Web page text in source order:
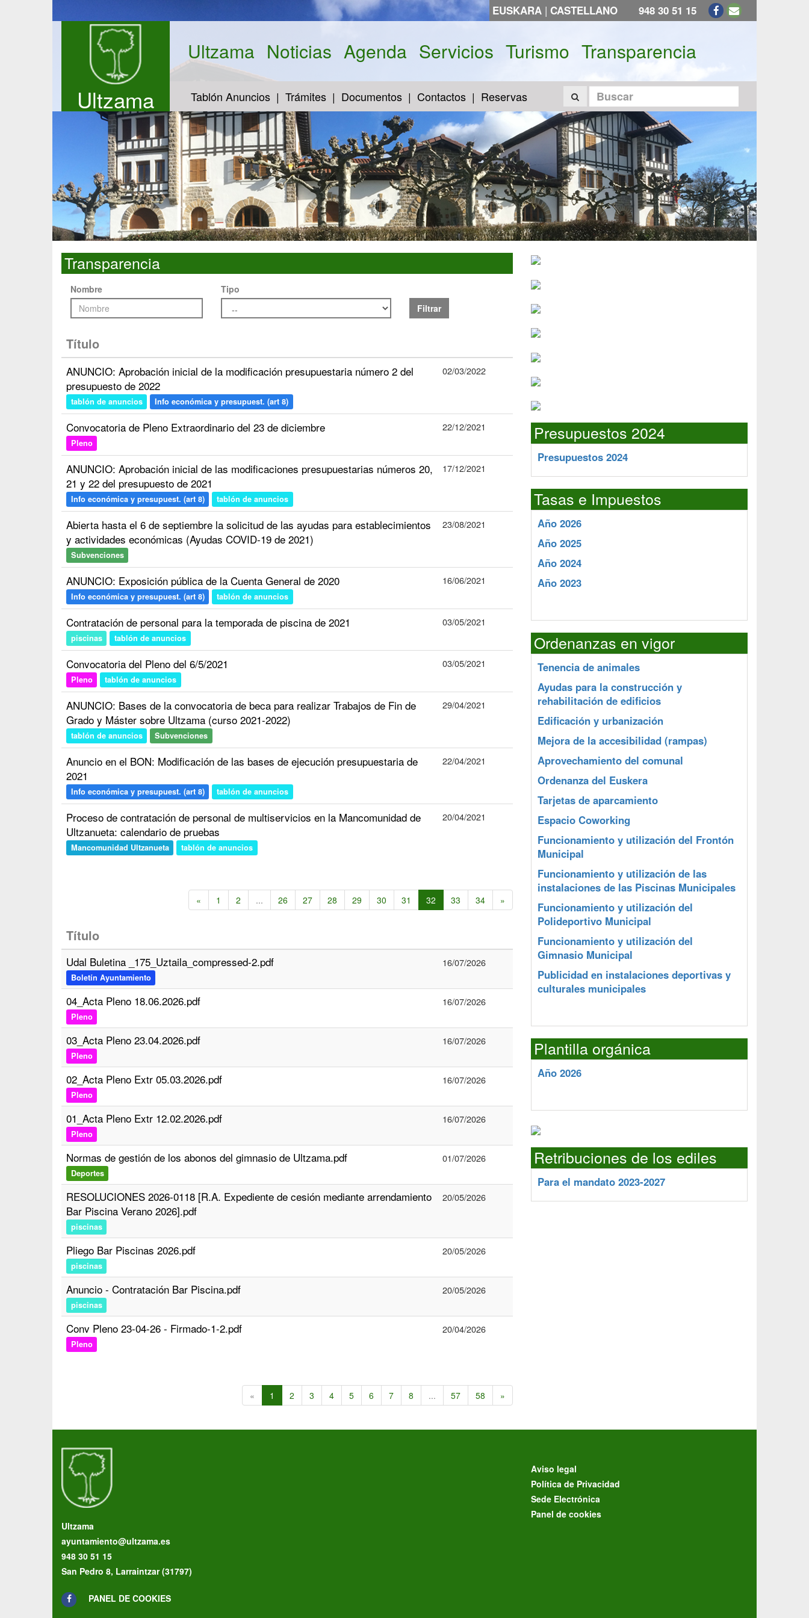
EUSKARA | CASTELLANO 948 30 51 15
Ultzama
Ultzama Noticias Agenda Servicios Turismo Transparencia
Tablón Anuncios Trámites Documentos Contactos Reservas
Transparencia
Nombre
Tipo
Filtrar
Título
ANUNCIO: Aprobación inicial de la modificación presupuestaria número 2 del
presupuesto de 2022
tablón de anuncios Info económica y presupuest. (art 8)
02/03/2022
Convocatoria de Pleno Extraordinario del 23 de diciembre
Pleno
22/12/2021
ANUNCIO: Aprobación inicial de las modificaciones presupuestarias números 20,
21 y 22 del presupuesto de 2021
Info económica y presupuest. (art 8) tablón de anuncios
17/12/2021
Abierta hasta el 6 de septiembre la solicitud de las ayudas para establecimientos
y actividades económicas (Ayudas COVID-19 de 2021)
Subvenciones
23/08/2021
ANUNCIO: Exposición pública de la Cuenta General de 2020
Info económica y presupuest. (art 8) tablón de anuncios
16/06/2021
Contratación de personal para la temporada de piscina de 2021
piscinas tablón de anuncios
03/05/2021
Convocatoria del Pleno del 6/5/2021
Pleno tablón de anuncios
03/05/2021
ANUNCIO: Bases de la convocatoria de beca para realizar Trabajos de Fin de
Grado y Máster sobre Ultzama (curso 2021-2022)
tablón de anuncios Subvenciones
29/04/2021
Anuncio en el BON: Modificación de las bases de ejecución presupuestaria de
2021
Info económica y presupuest. (art 8) tablón de anuncios
22/04/2021
Proceso de contratación de personal de multiservicios en la Mancomunidad de
Ultzanueta: calendario de pruebas
Mancomunidad Ultzanueta tablón de anuncios
20/04/2021
« 1 2 ... 26 27 28 29 30 31 32 33 34 »
Título
Udal Buletina _175_Uztaila_compressed-2.pdf
Boletín Ayuntamiento
16/07/2026
04_Acta Pleno 18.06.2026.pdf
Pleno
16/07/2026
03_Acta Pleno 23.04.2026.pdf
Pleno
16/07/2026
02_Acta Pleno Extr 05.03.2026.pdf
Pleno
16/07/2026
01_Acta Pleno Extr 12.02.2026.pdf
Pleno
16/07/2026
Normas de gestión de los abonos del gimnasio de Ultzama.pdf
Deportes
01/07/2026
RESOLUCIONES 2026-0118 [R.A. Expediente de cesión mediante arrendamiento
Bar Piscina Verano 2026].pdf
piscinas
20/05/2026
Pliego Bar Piscinas 2026.pdf
piscinas
20/05/2026
Anuncio - Contratación Bar Piscina.pdf
piscinas
20/05/2026
Conv Pleno 23-04-26 - Firmado-1-2.pdf
Pleno
20/04/2026
« 1 2 3 4 5 6 7 8 ... 57 58 »
Presupuestos 2024
Presupuestos 2024
Tasas e Impuestos
Año 2026
Año 2025
Año 2024
Año 2023
Ordenanzas en vigor
Tenencia de animales
Ayudas para la construcción y
rehabilitación de edificios
Edificación y urbanización
Mejora de la accesibilidad (rampas)
Aprovechamiento del comunal
Ordenanza del Euskera
Tarjetas de aparcamiento
Espacio Coworking
Funcionamiento y utilización del Frontón
Municipal
Funcionamiento y utilización de las
instalaciones de las Piscinas Municipales
Funcionamiento y utilización del
Polideportivo Municipal
Funcionamiento y utilización del
Gimnasio Municipal
Publicidad en instalaciones deportivas y
culturales municipales
Plantilla orgánica
Año 2026
Retribuciones de los ediles
Para el mandato 2023-2027
Ultzama
ayuntamiento@ultzama.es
948 30 51 15
San Pedro 8, Larraintzar (31797)
PANEL DE COOKIES
Aviso legal
Política de Privacidad
Sede Electrónica
Panel de cookies